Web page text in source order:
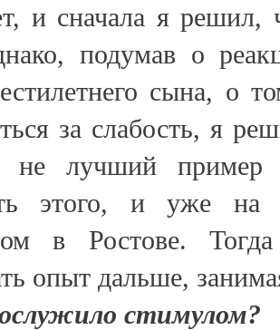
и сначала я решил,
подумав о
сына, о
за слабость, я
лучший пример
этого, и уже на
в Ростове.
опыт дальше,
стимулом?